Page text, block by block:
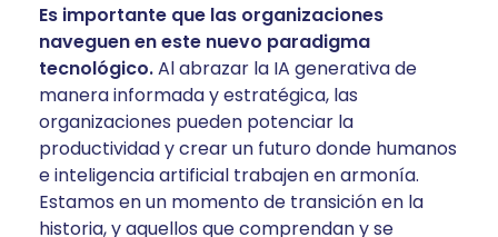
Es importante que las organizaciones
naveguen en este nuevo paradigma
tecnológico.Al abrazar la IA generativa de
manera informada y estratégica, las
organizaciones pueden potenciar la
productividad y crear un futuro donde humanos
e inteligencia artificial trabajen en armonía.
Estamos en un momento de transición en la
historia, y aquellos que comprendan y se